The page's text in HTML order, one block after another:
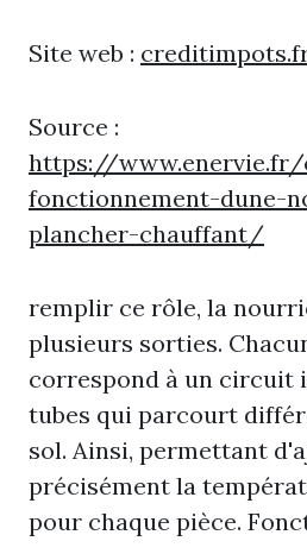
Site web :
Source :
https://
fonctionnement-dune-
plancher-chauffant/
remplir ce rôle, la
plusieurs sorties.
correspond à un circuit
tubes qui parcourt
sol. Ainsi, permettant
précisément la
pour chaque pièce.